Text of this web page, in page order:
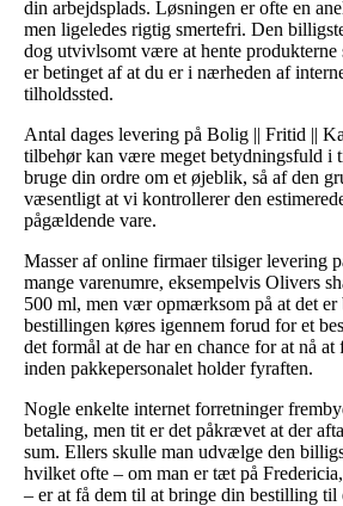
din arbejdsplads. Løsningen er ofte en
men ligeledes rigtig smertefri. Den
dog utvivlsomt være at hente produkterne
er betinget af at du er i nærheden af
tilholdssted.
Antal dages levering på Bolig || Fritid ||
tilbehør kan være meget betydningsfuld i
bruge din ordre om et øjeblik, så af den
væsentligt at vi kontrollerer den
pågældende vare.
Masser af online firmaer tilsiger levering
mange varenumre, eksempelvis Olivers
500 ml, men vær opmærksom på at det er
bestillingen køres igennem forud for et
det formål at de har en chance for at nå at
inden pakkepersonalet holder fyraften.
Nogle enkelte internet forretninger
betaling, men tit er det påkrævet at der
sum. Ellers skulle man udvælge den
hvilket ofte – om man er tæt på
– er at få dem til at bringe din bestilling til